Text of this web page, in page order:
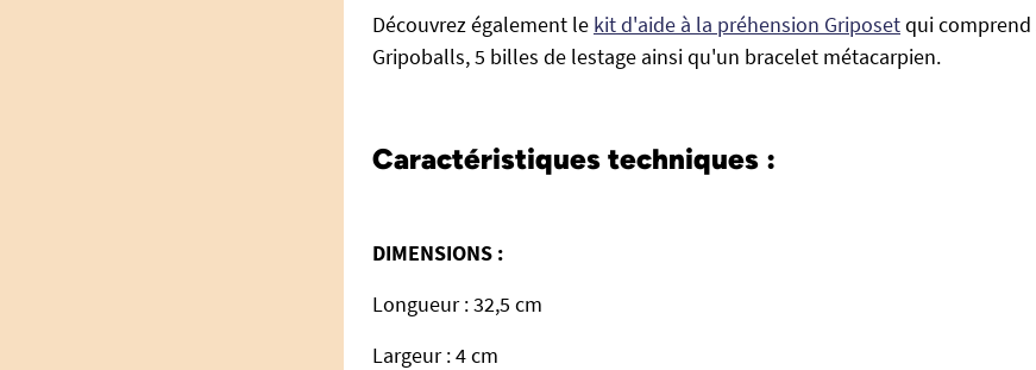
Découvrez également le kit d'aide à la préhension Griposetqui comprend
Gripoballs, 5 billes de lestage ainsi qu'un bracelet métacarpien.
Caractéristiques techniques :
DIMENSIONS :
Longueur : 32,5 cm
Largeur : 4 cm